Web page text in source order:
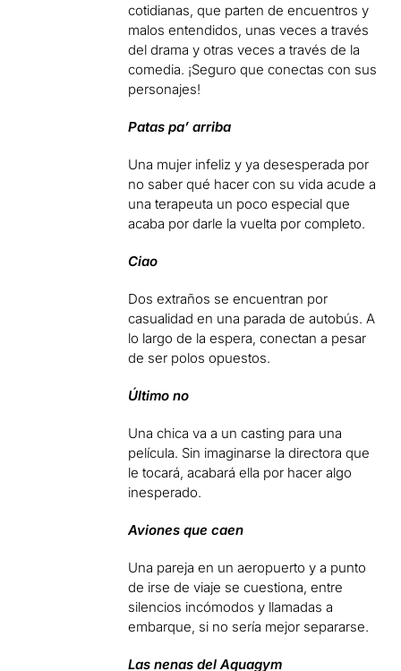
cotidianas , que parten de encuentros y
malos entendidos, unas veces a través
del drama y otras veces a través de la
comedia. ¡Seguro que conectas con sus
personajes!
Patas pa’ arriba
Una mujer infeliz y ya desesperada por
no saber qué hacer con su vida acude a
una terapeuta un poco especial que
acaba por darle la vuelta por completo.
Ciao
Dos extraños se encuentran por
casualidad en una parada de autobús. A
lo largo de la espera, conectan a pesar
de ser polos opuestos.
Último no
Una chica va a un casting para una
película. Sin imaginarse la directora que
le tocará, acabará ella por hacer algo
inesperado.
Aviones que caen
Una pareja en un aeropuerto y a punto
de irse de viaje se cuestiona, entre
silencios incómodos y llamadas a
embarque, si no sería mejor separarse.
Las nenas del Aquagym